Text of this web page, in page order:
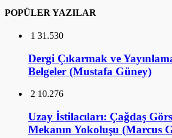
POPÜLER YAZILAR
1 31.530
Dergi Çıkarmak ve
Belgeler (Mustafa Güney)
2 10.276
Uzay İstilacıları: Çağdaş
Mekanın Yokoluşu (Marcus